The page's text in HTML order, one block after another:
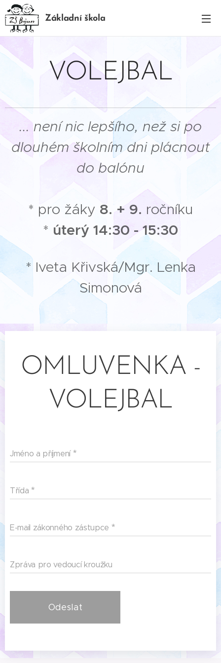
Základní škola
VOLEJBAL
... není nic lepšího, než si po
dlouhém školním dni plácnout
do balónu
* pro žáky 8. + 9. ročníku
* úterý 14:30 - 15:30
* Iveta Křivská/Mgr. Lenka
Simonová
OMLUVENKA -
VOLEJBAL
Jméno a příjmení
Třída
E-mail zákonného zástupce
Zpráva pro vedoucí kroužku
Odeslat